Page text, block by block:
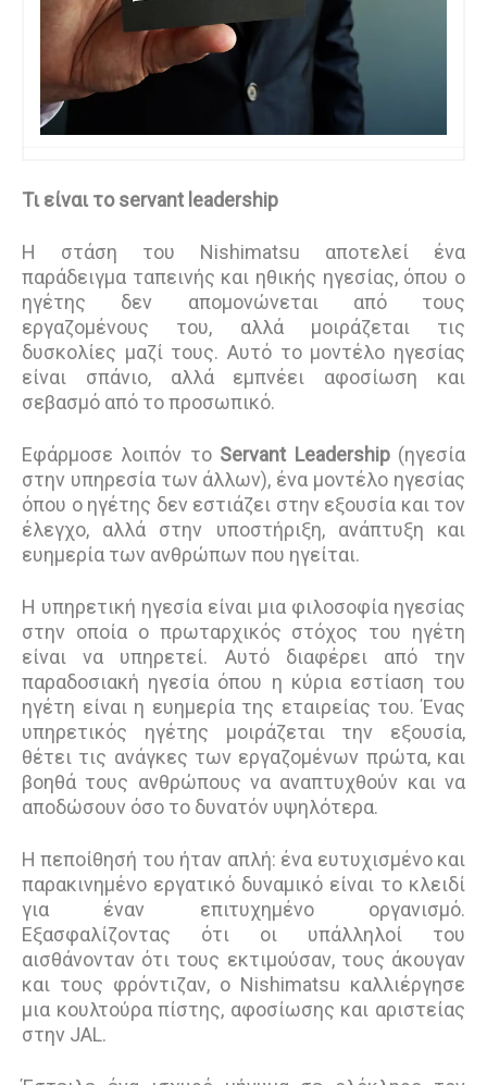
Τι είναι το servant leadership
Η στάση του Nishimatsu αποτελεί ένα
παράδειγμα ταπεινής και ηθικής ηγεσίας, όπου ο
ηγέτης δεν απομονώνεται από τους
εργαζομένους του, αλλά μοιράζεται τις
δυσκολίες μαζί τους. Αυτό το μοντέλο ηγεσίας
είναι σπάνιο, αλλά εμπνέει αφοσίωση και
σεβασμό από το προσωπικό.
Εφάρμοσε λοιπόν το Servant Leadership(ηγεσία
στην υπηρεσία των άλλων), ένα μοντέλο ηγεσίας
όπου ο ηγέτης δεν εστιάζει στην εξουσία και τον
έλεγχο, αλλά στην υποστήριξη, ανάπτυξη και
ευημερία των ανθρώπων που ηγείται.
Η υπηρετική ηγεσία είναι μια φιλοσοφία ηγεσίας
στην οποία ο πρωταρχικός στόχος του ηγέτη
είναι να υπηρετεί. Αυτό διαφέρει από την
παραδοσιακή ηγεσία όπου η κύρια εστίαση του
ηγέτη είναι η ευημερία της εταιρείας του. Ένας
υπηρετικός ηγέτης μοιράζεται την εξουσία,
θέτει τις ανάγκες των εργαζομένων πρώτα, και
βοηθά τους ανθρώπους να αναπτυχθούν και να
αποδώσουν όσο το δυνατόν υψηλότερα.
Η πεποίθησή του ήταν απλή: ένα ευτυχισμένο και
παρακινημένο εργατικό δυναμικό είναι το κλειδί
για έναν επιτυχημένο οργανισμό.
Εξασφαλίζοντας ότι οι υπάλληλοί του
αισθάνονταν ότι τους εκτιμούσαν, τους άκουγαν
και τους φρόντιζαν, ο Nishimatsu καλλιέργησε
μια κουλτούρα πίστης, αφοσίωσης και αριστείας
στην JAL.